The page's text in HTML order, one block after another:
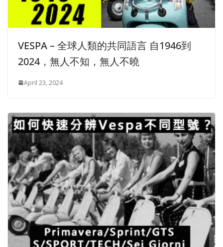
VESPA – 全球人類的共同語言 自1946到
2024，無人不知，無人不曉
April 23, 2024